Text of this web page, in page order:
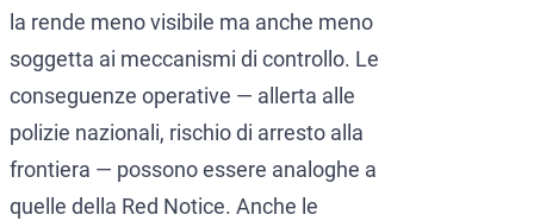
la rende meno visibile ma anche meno
soggetta ai meccanismi di controllo. Le
conseguenze operative — allerta alle
polizie nazionali, rischio di arresto alla
frontiera — possono essere analoghe a
quelle della Red Notice. Anche le